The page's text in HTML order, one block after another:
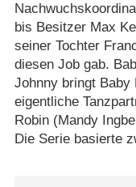
bis Besitzer Max
seiner Tochter
diesen Job gab.
Johnny bringt Baby
eigentliche
Robin (Mandy
Die Serie basierte